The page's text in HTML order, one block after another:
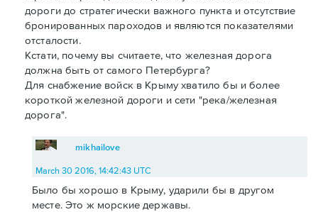
дороги до стратегически важного пункта и отсутствие
бронированных пароходов и являются показателями
отсталости.
Кстати, почему вы считаете, что железная дорога
должна быть от самого Петербурга?
Для снабжение войск в Крыму хватило бы и более
короткой железной дороги и сети "река/железная
дорога".
mikhailove
March 30 2016, 14:42:43 UTC
Было бы хорошо в Крыму, ударили бы в другом
месте. Это ж морские державы.